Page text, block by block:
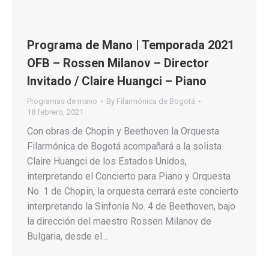
Programa de Mano | Temporada 2021
OFB – Rossen Milanov – Director
Invitado / Claire Huangci – Piano
Programas de mano By Filarmónica de Bogotá
18 febrero, 2021
Con obras de Chopin y Beethoven la Orquesta
Filarmónica de Bogotá acompañará a la solista
Claire Huangci de los Estados Unidos,
interpretando el Concierto para Piano y Orquesta
No. 1 de Chopin, la orquesta cerrará este concierto
interpretando la Sinfonía No. 4 de Beethoven, bajo
la dirección del maestro Rossen Milanov de
Bulgaria, desde el…